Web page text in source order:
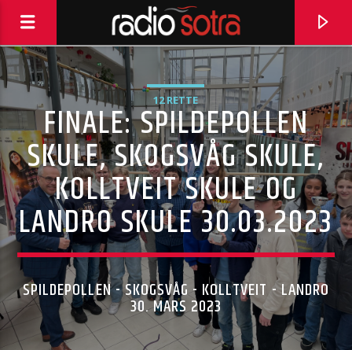
CURRENT TRACK
PABLOS HONKY TONK 07.08.26
PABLOS HONKY TONK 07.08.26.
12 RETTE
FINALE: SPILDEPOLLEN
SKULE, SKOGSVÅG SKULE,
KOLLTVEIT SKULE OG
LANDRO SKULE 30.03.2023
SPILDEPOLLEN - SKOGSVÅG - KOLLTVEIT - LANDRO
30. MARS 2023